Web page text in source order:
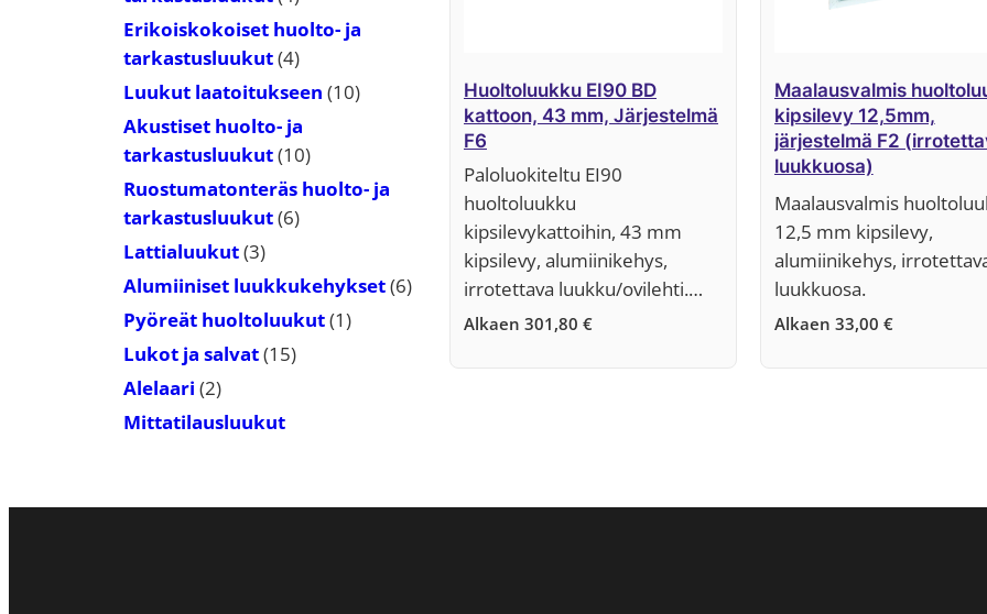
tuotetta
Erikoiskokoiset huolto- ja
tarkastusluukut 44
tuotetta
Luukut laatoitukseen 1010
Akustiset huolto- ja
tarkastusluukut 1010
tuotetta
Ruostumatonteräs huolto- ja
tarkastusluukut 66
Lattialuukut 33
tuotetta
Alumiiniset luukkukehykset 66
tuotetta
Pyöreät huoltoluukut 11
Lukot ja salvat 1515
Alelaari 22
tuotetta
Mittatilausluukut
Huoltoluukku EI90 BD
kattoon, 43 mm, Järjestelmä
F6
Paloluokiteltu EI90
huoltoluukku
kipsilevykattoihin, 43 mm
kipsilevy, alumiinikehys,
irrotettava luukku/ovilehti.…
Alkaen 301,80 €
Maalausvalmis
kipsilevy 12,5mm,
järjestelmä F2
luukkuosa)
Maalausvalmis
12,5 mm kipsilevy,
alumiinikehys,
luukkuosa.
Alkaen 33,00 €